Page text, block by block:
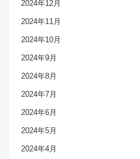
2024年12月
2024年11月
2024年10月
2024年9月
2024年8月
2024年7月
2024年6月
2024年5月
2024年4月